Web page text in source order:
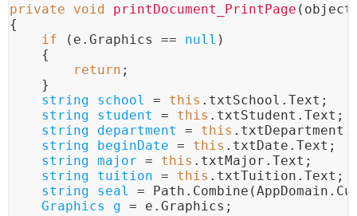
private void printDocument_PrintPage (object
{
if (e.Graphics == null )
{
return ;
}
string
school = this .txtSchool.Text;
string
student = this .txtStudent.Text;
string
department = this
string
beginDate = this .txtDate.Text;
string major = this .txtMajor.Text;
string
tuition = this .txtTuition.Text;
string
seal =
Graphics
g = e.Graphics;